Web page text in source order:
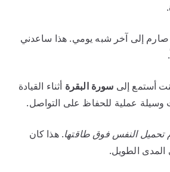
إلى آخر شبه يومي. هذا ساعدني
أستمع إلى سورة البقرة أثناء القيادة
وسيلة عملية للحفاظ على التواصل.
تحميل النفس فوق طاقتها. هذا كان
المدى الطويل.